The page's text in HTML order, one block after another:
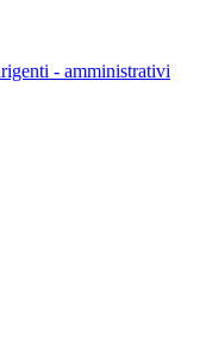
- amministrativi